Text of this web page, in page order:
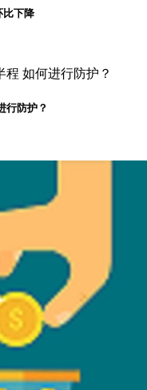
比下降
行防护？